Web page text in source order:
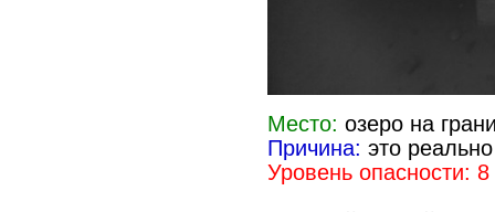
Место: озеро на
Причина: это
Уровень опасности: 8